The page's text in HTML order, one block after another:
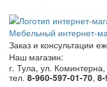
Мебельный интернет-
Заказ и консультации
Наш магазин:
г. Тула, ул.
тел. 8-960-597-01-70,